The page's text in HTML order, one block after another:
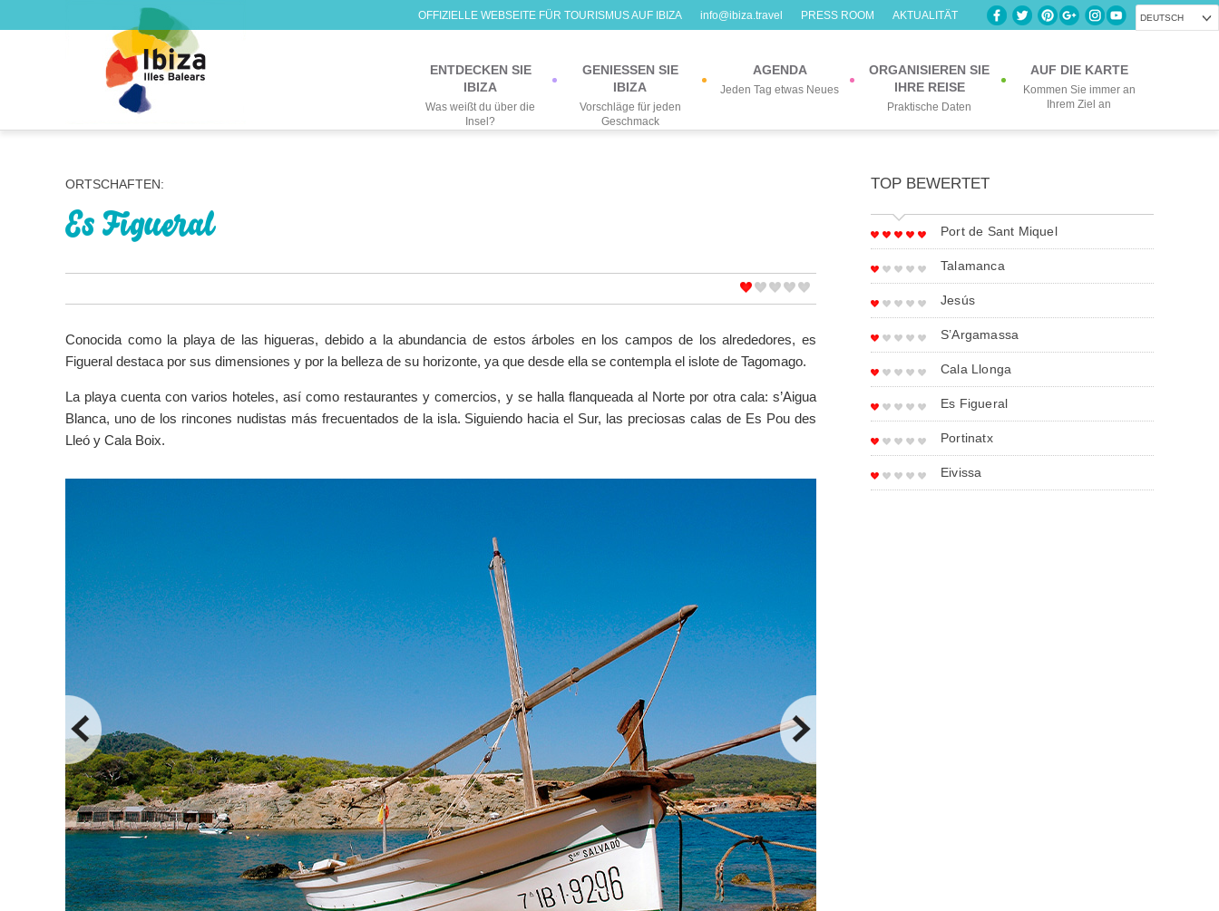
DEUTSCH
OFFIZIELLE WEBSEITE FÜR TOURISMUS AUF IBIZA info@ibiza.travel PRESS ROOM AKTUALITÄT
ENTDECKEN SIE
IBIZA
Was weißt du über die
Insel?
GENIESSEN SIE
IBIZA
Vorschläge für jeden
Geschmack
AGENDA
Jeden Tag etwas Neues
ORGANISIEREN SIE
IHRE REISE
Praktische Daten
AUF DIE KARTE
Kommen Sie immer an
Ihrem Ziel an
ORTSCHAFTEN:
Es Figueral
Conocida como la playa de las higueras, debido a la abundancia de estos árboles en los campos de los alrededores, es
Figueral destaca por sus dimensiones y por la belleza de su horizonte, ya que desde ella se contempla el islote de Tagomago.
La playa cuenta con varios hoteles, así como restaurantes y comercios, y se halla flanqueada al Norte por otra cala: s’Aigua
Blanca, uno de los rincones nudistas más frecuentados de la isla. Siguiendo hacia el Sur, las preciosas calas de Es Pou des
Lleó y Cala Boix.
TOP BEWERTET
Port de Sant Miquel
Talamanca
Jesús
S’Argamassa
Cala Llonga
Es Figueral
Portinatx
Eivissa